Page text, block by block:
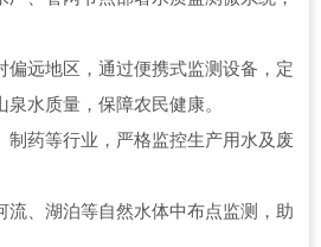
偏远地区，通过便携式监测设备，定
水质量，保障农民健康。
制药等行业，严格监控生产用水及废
流、湖泊等自然水体中布点监测，助